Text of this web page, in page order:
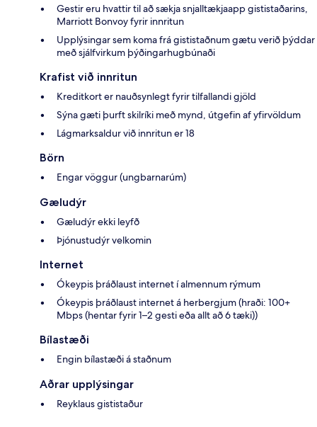
Gestir eru hvattir til að sækja snjalltækjaapp gististaðarins,
Marriott Bonvoy fyrir innritun
Upplýsingar sem koma frá gististaðnum gætu verið þýddar
með sjálfvirkum þýðingarhugbúnaði
Krafist við innritun
Kreditkort er nauðsynlegt fyrir tilfallandi gjöld
Sýna gæti þurft skilríki með mynd, útgefin af yfirvöldum
Lágmarksaldur við innritun er 18
Börn
Engar vöggur (ungbarnarúm)
Gæludýr
Gæludýr ekki leyfð
Þjónustudýr velkomin
Internet
Ókeypis þráðlaust internet í almennum rýmum
Ókeypis þráðlaust internet á herbergjum (hraði: 100+
Mbps (hentar fyrir 1–2 gesti eða allt að 6 tæki))
Bílastæði
Engin bílastæði á staðnum
Aðrar upplýsingar
Reyklaus gististaður